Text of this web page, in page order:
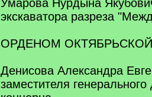
Умарова Нурдына
экскаватора разреза
ОРДЕНОМ
Денисова Александра
заместителя генерального